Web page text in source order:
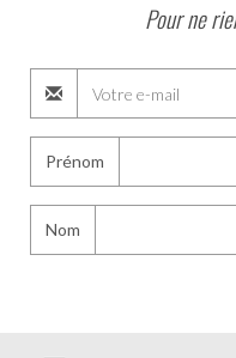
Pour ne
Prénom
Nom